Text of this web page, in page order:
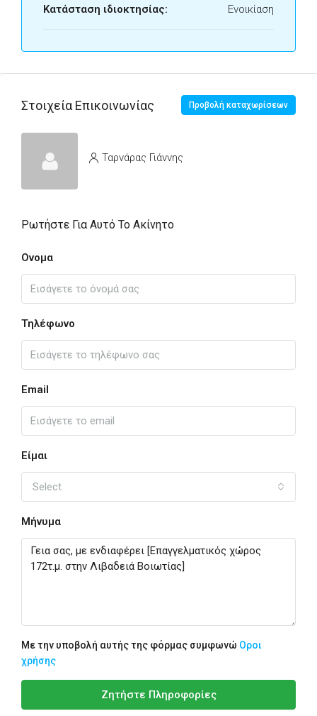
Κατάσταση ιδιοκτησίας: Ενοικίαση
Στοιχεία Επικοινωνίας Προβολή καταχωρίσεων
Ταρνάρας Γιάννης
Ρωτήστε Για Αυτό Το Ακίνητο
Ονομα
Τηλέφωνο
Email
Είμαι
Select
Μήνυμα
Με την υποβολή αυτής της φόρμας συμφωνώ Οροι
χρήσης
Ζητήστε Πληροφορίες